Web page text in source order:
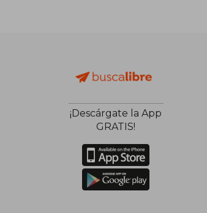
¡Descárgate la App
GRATIS!